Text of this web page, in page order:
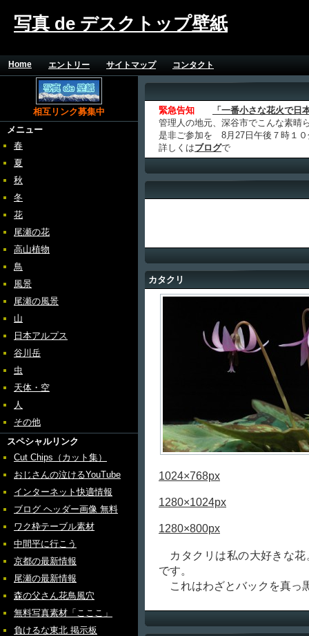
写真 de デスクトップ壁紙
Home エントリー サイトマップ コンタクト
相互リンク募集中
メニュー
春
夏
秋
冬
花
尾瀬の花
高山植物
鳥
風景
尾瀬の風景
山
日本アルプス
谷川岳
虫
天体・空
人
その他
スペシャルリンク
Cut Chips（カット集）
おじさんの泣けるYouTube
インターネット快適情報
ブログ ヘッダー画像 無料
ワク枠テーブル素材
中間平に行こう
京都の最新情報
尾瀬の最新情報
森の父さん花鳥風穴
無料写真素材「こここ」
負けるな東北 掲示板
緊急告知
「一番小さな花火で日
管理人の地元、深谷市でこんな素晴
是非ご参加を 8月27日午後７時１０
詳しくはブログで
カタクリ
1024×768px
1280×1024px
1280×800px
カタクリは私の大好きな花
です。
これはわざとバックを真っ